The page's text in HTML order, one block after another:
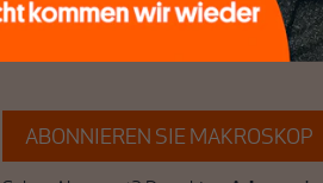
Brauchen Sie auch frische Luft? Dann
ABONNIEREN SIE MAKROSKOP